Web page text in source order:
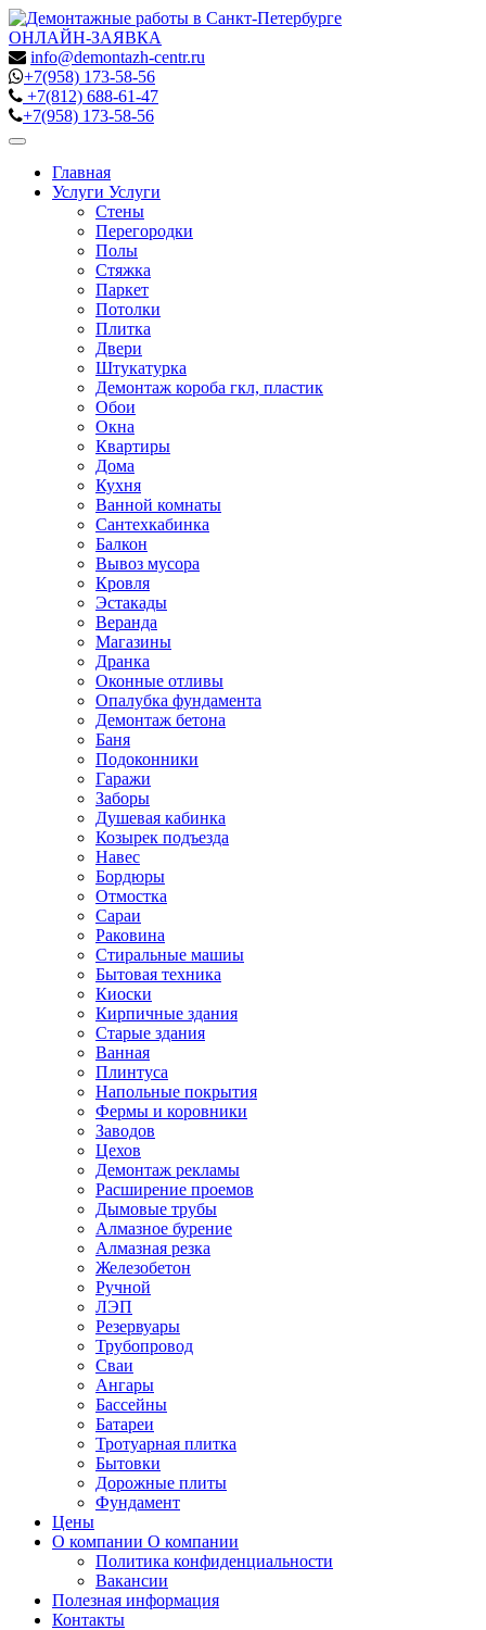
ОНЛАЙН-ЗАЯВКА
info@demontazh-centr.ru
+7(958) 173-58-56
+7(812) 688-61-47
+7(958) 173-58-56
Toggle
navigationГлавная
Услуги Услуги
Стены
Перегородки
Полы
Стяжка
Паркет
Потолки
Плитка
Двери
Штукатурка
Демонтаж короба гкл, пластик
Обои
Окна
Квартиры
Дома
Кухня
Ванной комнаты
Сантехкабинка
Балкон
Вывоз мусора
Кровля
Эстакады
Веранда
Магазины
Дранка
Оконные отливы
Опалубка фундамента
Демонтаж бетона
Баня
Подоконники
Гаражи
Заборы
Душевая кабинка
Козырек подъезда
Навес
Бордюры
Отмостка
Сараи
Раковина
Стиральные машиы
Бытовая техника
Киоски
Кирпичные здания
Старые здания
Ванная
Плинтуса
Напольные покрытия
Фермы и коровники
Заводов
Цехов
Демонтаж рекламы
Расширение проемов
Дымовые трубы
Алмазное бурение
Алмазная резка
Железобетон
Ручной
ЛЭП
Резервуары
Трубопровод
Сваи
Ангары
Бассейны
Батареи
Тротуарная плитка
Бытовки
Дорожные плиты
Фундамент
Цены
О компании О компании
Политика конфиденциальности
Вакансии
Полезная информация
Контакты